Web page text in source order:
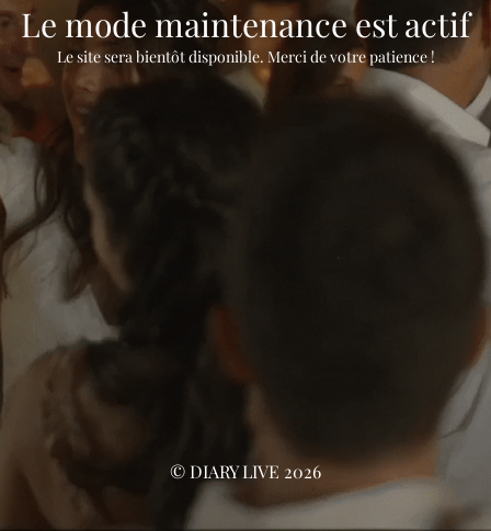
Le mode maintenance est actif
Le site sera bientôt disponible. Merci de votre patience !
© DIARY LIVE 2026